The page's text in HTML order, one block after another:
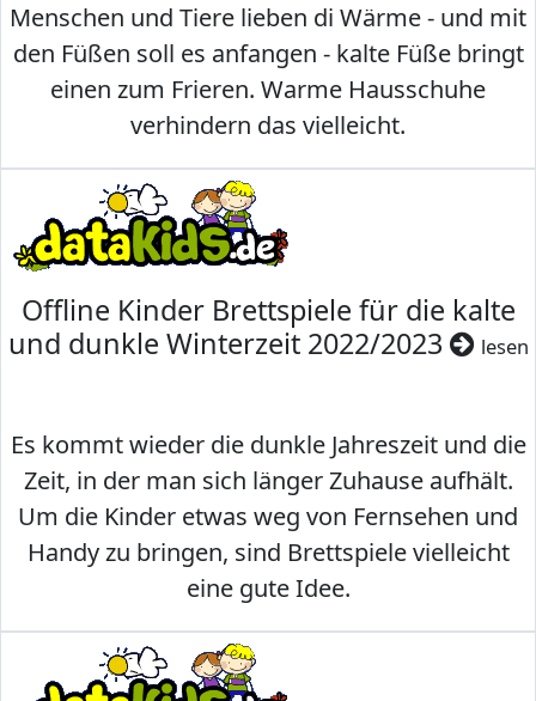
Menschen und Tiere lieben di Wärme - und mit
den Füßen soll es anfangen - kalte Füße bringt
einen zum Frieren. Warme Hausschuhe
verhindern das vielleicht.
Offline Kinder Brettspiele für die kalte
und dunkle Winterzeit 2022/2023
lesen
Es kommt wieder die dunkle Jahreszeit und die
Zeit, in der man sich länger Zuhause aufhält.
Um die Kinder etwas weg von Fernsehen und
Handy zu bringen, sind Brettspiele vielleicht
eine gute Idee.